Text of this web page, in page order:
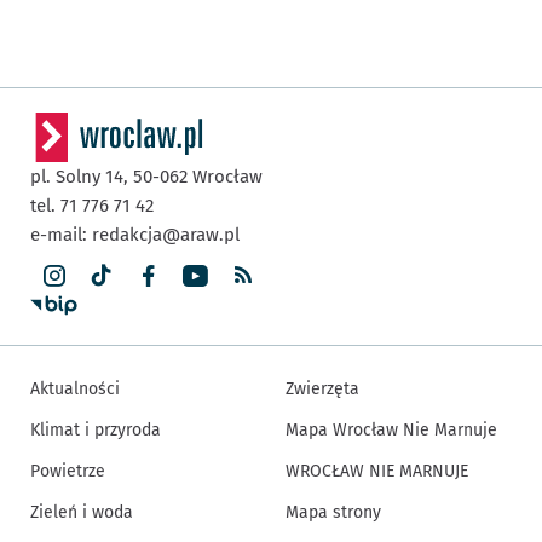
pl. Solny 14, 50-062 Wrocław
tel. 71 776 71 42
e-mail: redakcja@araw.pl
Aktualności
Klimat i przyroda
Powietrze
Zieleń i woda
Zwierzęta
Mapa Wrocław Nie Marnuje
WROCŁAW NIE MARNUJE
Mapa strony